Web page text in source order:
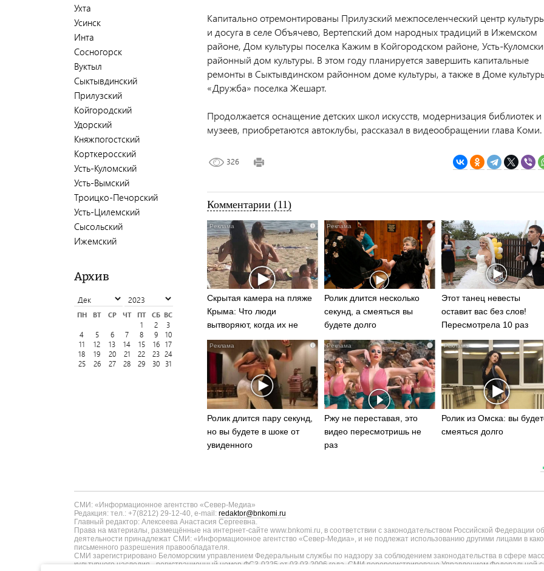
Ухта
Усинск
Инта
Сосногорск
Вуктыл
Сыктывдинский
Прилузский
Койгородский
Удорский
Княжпогостский
Корткеросский
Усть-Куломский
Усть-Вымский
Троицко-Печорский
Усть-Цилемский
Сысольский
Ижемский
Архив
ПН ВТ СР ЧТ ПТ СБ ВС
1
2
3
4
5 6 7 8 9
10
11
12 13 14 15 16
17
18
19 20 21 22 23 24
25
26 27 28 29 30 31
Капитально отремонтированы Прилузский межпоселенческий центр
и досуга в селе Объячево, Вертепский дом народных традиций в Ижемском
районе, Дом культуры поселка Кажим в Койгородском районе, Усть-
районный дом культуры. В этом году планируется завершить капитальные
ремонты в Сыктывдинском районном доме культуры, а также в Доме
«Дружба» поселка Жешарт.
Продолжается оснащение детских школ искусств, модернизация библиотек и
музеев, приобретаются автоклубы, рассказал в видеообращении глава Коми.
326
Комментарии (11)
i
Скрытая камера на пляже
Крыма: Что люди
вытворяют, когда их не
видят...
i
Ролик длится несколько
секунд, а смеяться вы
будете долго
Этот танец невесты
оставит вас без слов!
Пересмотрела 10 раз
i
Ролик длится пару секунд,
но вы будете в шоке от
увиденного
i
Ржу не переставая, это
видео пересмотришь не
раз
Ролик из Омска: вы
смеяться долго
СМИ: «Информационное агентство «Север-Медиа»
Редакция: тел.: +7(8212) 29-12-40, e-mail: redaktor@bnkomi.ru
Главный редактор: Алексеева Анастасия Сергеевна.
Права на материалы, размещённые на интернет-сайте www.bnkomi.ru, в соответствии с законодательством Российской Федерации
деятельности принадлежат СМИ: «Информационное агентство «Север-Медиа», и не подлежат использованию другими лицами в
письменного разрешения правообладателя.
СМИ зарегистрировано Беломорским управлением Федеральным службы по надзору за соблюдением законодательства в сфере
культурного наследия - регистрационный номер ФС3-0225 от 03.03.2006 года. СМИ перерегистрировано Управлением Федеральной